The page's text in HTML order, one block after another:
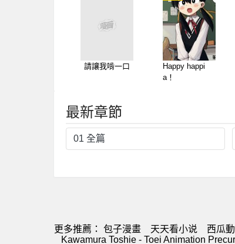
請讓我啃一口
Happy happi
a！
最新章節
01 全篇
更多推薦： 包子漫畫 天天看小说 西瓜
Kawamura Toshie - Toei Animation